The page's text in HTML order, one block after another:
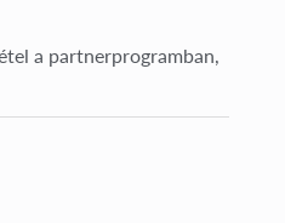
a partnerprogramban,